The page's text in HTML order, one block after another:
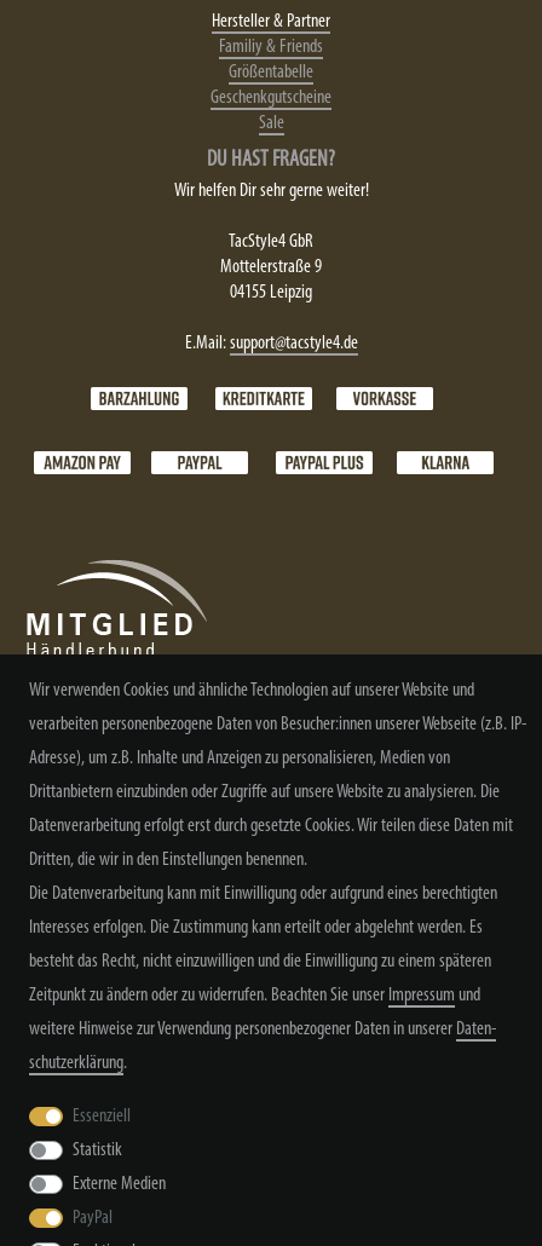
Hersteller & Partner
Familiy & Friends
Größentabelle
Geschenkgutscheine
Sale
DU HAST FRAGEN?
Wir helfen Dir sehr gerne weiter!
TacStyle4 GbR
Mottelerstraße 9
04155 Leipzig
E.Mail:support@tacstyle4.de
Alle Preisangaben inkl. MwSt. zzgl. Versand
Daten­schutz­erklärung
Wir verwenden Cookies und ähnliche Technologien auf unserer Website und
verarbeiten personenbezogene Daten von Besucher:innen unserer Webseite (z.B. IP-
Adresse), um z.B. Inhalte und Anzeigen zu personalisieren, Medien von
Drittanbietern einzubinden oder Zugriffe auf unsere Website zu analysieren. Die
Datenverarbeitung erfolgt erst durch gesetzte Cookies. Wir teilen diese Daten mit
Dritten, die wir in den Einstellungen benennen.
Die Datenverarbeitung kann mit Einwilligung oder aufgrund eines berechtigten
Interesses erfolgen. Die Zustimmung kann erteilt oder abgelehnt werden. Es
besteht das Recht, nicht einzuwilligen und die Einwilligung zu einem späteren
Zeitpunkt zu ändern oder zu widerrufen. Beachten Sie unser Impressum und
weitere Hinweise zur Verwendung personenbezogener Daten in unserer Daten­
schutz­erklärung.
Essenziell
Statistik
Externe Medien
PayPal